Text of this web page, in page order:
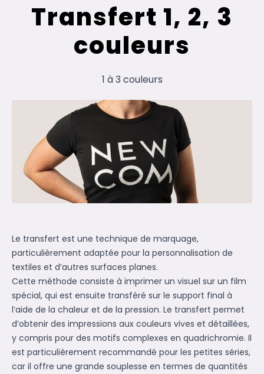
Transfert 1, 2, 3
couleurs
1 à 3 couleurs
Le transfert est une technique de marquage,
particulièrement adaptée pour la personnalisation de
textiles et d’autres surfaces planes.
Cette méthode consiste à imprimer un visuel sur un film
spécial, qui est ensuite transféré sur le support final à
l’aide de la chaleur et de la pression. Le transfert permet
d’obtenir des impressions aux couleurs vives et détaillées,
y compris pour des motifs complexes en quadrichromie. Il
est particulièrement recommandé pour les petites séries,
car il offre une grande souplesse en termes de quantités